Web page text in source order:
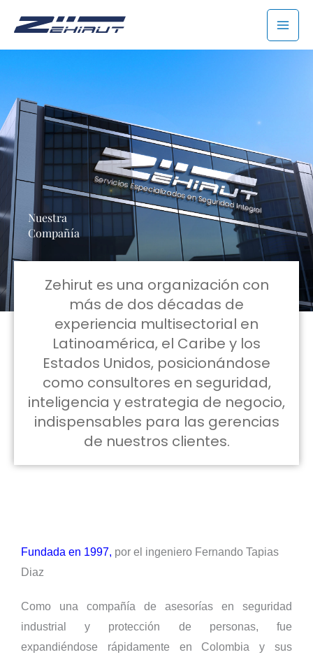
contenido
Nuestra
Compañía
Zehirut es una organización con
más de dos décadas de
experiencia multisectorial en
Latinoamérica, el Caribe y los
Estados Unidos, posicionándose
como consultores en seguridad,
inteligencia y estrategia de negocio,
indispensables para las gerencias
de nuestros clientes.
Fundada en 1997, por el ingeniero Fernando Tapias
Diaz
Como una compañía de asesorías en seguridad
industrial y protección de personas, fue
expandiéndose rápidamente en Colombia y sus